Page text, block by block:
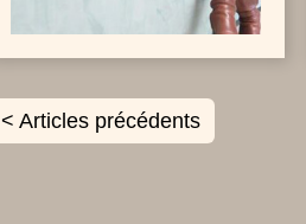
< Articles précédents